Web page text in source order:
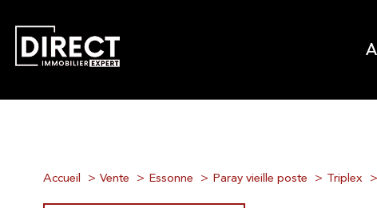
Accueil Vente Essonne Paray vieille poste Triplex